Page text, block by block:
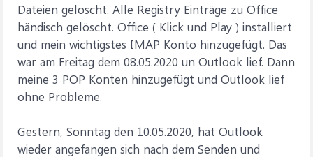
Dateien gelöscht. Alle Registry Einträge zu Office
händisch gelöscht. Office ( Klick und Play ) installiert
und mein wichtigstes IMAP Konto hinzugefügt. Das
war am Freitag dem 08.05.2020 un Outlook lief. Dann
meine 3 POP Konten hinzugefügt und Outlook lief
ohne Probleme.
Gestern, Sonntag den 10.05.2020, hat Outlook
wieder angefangen sich nach dem Senden und